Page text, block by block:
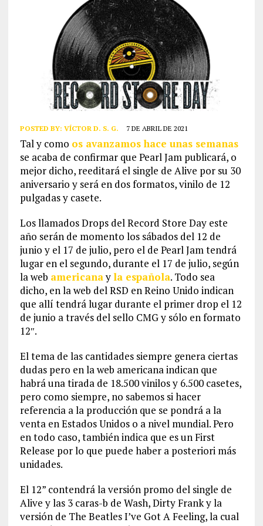
POSTED BY: VÍCTOR D. S. G. 7 DE ABRIL DE 2021
Tal y como os avanzamos hace unas semanas
se acaba de confirmar que Pearl Jam publicará, o
mejor dicho, reeditará el single de Alive por su 30
aniversario y será en dos formatos, vinilo de 12
pulgadas y casete.
Los llamados Drops del Record Store Day este
año serán de momento los sábados del 12 de
junio y el 17 de julio, pero el de Pearl Jam tendrá
lugar en el segundo, durante el 17 de julio, según
la web americanayla española. Todo sea
dicho, en la web del RSD en Reino Unido indican
que allí tendrá lugar durante el primer drop el 12
de junio a través del sello CMG y sólo en formato
12″.
El tema de las cantidades siempre genera ciertas
dudas pero en la web americana indican que
habrá una tirada de 18.500 vinilos y 6.500 casetes,
pero como siempre, no sabemos si hacer
referencia a la producción que se pondrá a la
venta en Estados Unidos o a nivel mundial. Pero
en todo caso, también indica que es un First
Release por lo que puede haber a posteriori más
unidades.
El 12” contendrá la versión promo del single de
Alive y las 3 caras-b de Wash, Dirty Frank y la
versión de The Beatles I’ve Got A Feeling, la cual